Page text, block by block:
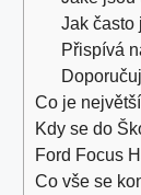
Jak často
Přispívá
Co je
Kdy se do
Ford Focus
Co vše se